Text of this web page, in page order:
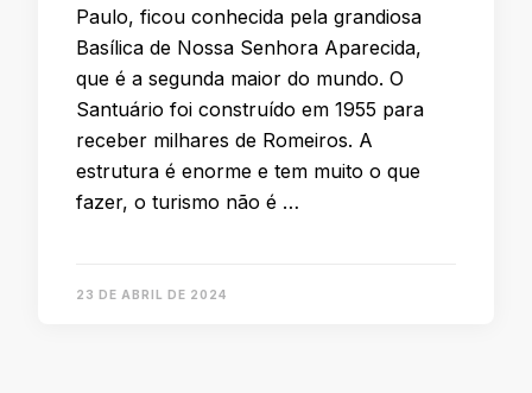
Paulo, ficou conhecida pela grandiosa
Basílica de Nossa Senhora Aparecida,
que é a segunda maior do mundo. O
Santuário foi construído em 1955 para
receber milhares de Romeiros. A
estrutura é enorme e tem muito o que
fazer, o turismo não é …
23 DE ABRIL DE 2024